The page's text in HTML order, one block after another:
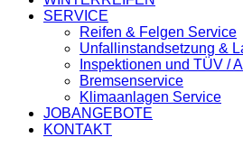
SERVICE
Reifen & Felgen Service
Unfallinstandsetzung &
Inspektionen und TÜV /
Bremsenservice
Klimaanlagen Service
JOBANGEBOTE
KONTAKT